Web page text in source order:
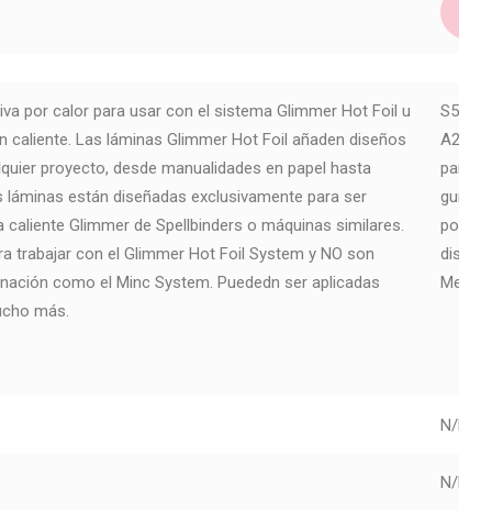
por calor para usar con el sistema Glimmer Hot Foil u
Las láminas Glimmer Hot Foil añaden diseños
proyecto, desde manualidades en papel hasta
están diseñadas exclusivamente para ser
Glimmer de Spellbinders o máquinas similares.
trabajar con el Glimmer Hot Foil System y NO son
como el Minc System. Puededn ser aplicadas
más.
S5-
A2
panel
guía
N/D
N/D